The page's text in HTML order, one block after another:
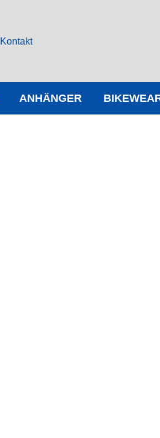
Kontakt
ANHÄNGER